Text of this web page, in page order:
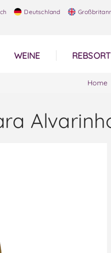
Deutschland
WEINE
Home